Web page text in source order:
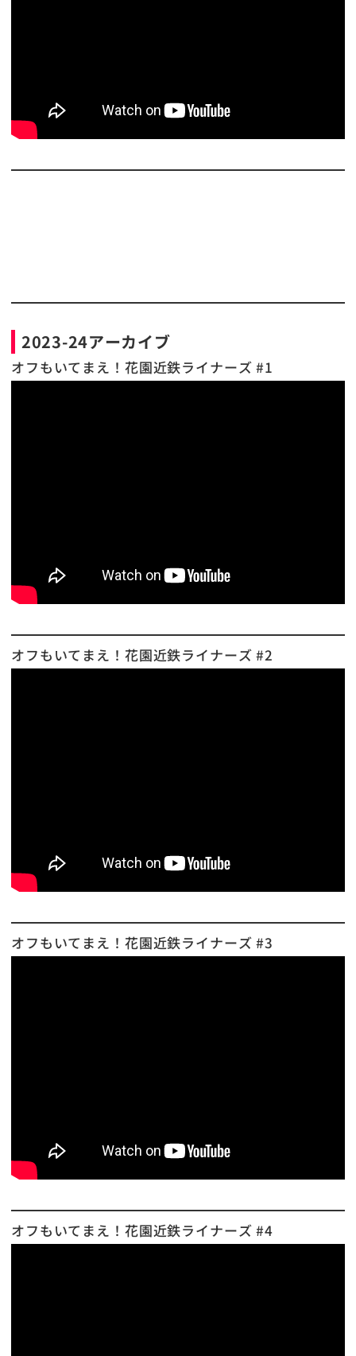
2023-24アーカイブ
オフもいてまえ！花園近鉄ライナーズ #1
オフもいてまえ！花園近鉄ライナーズ #2
オフもいてまえ！花園近鉄ライナーズ #3
オフもいてまえ！花園近鉄ライナーズ #4